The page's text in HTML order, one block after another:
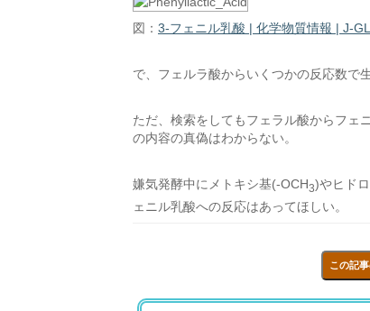
図： 3-フェニル乳酸 | 化学物質情報 | J-
で、フェルラ酸からいくつかの反応数で
ただ、検索をしてもフェラル酸からフェ
の内容の真偽はわからない。
嫌気発酵中にメトキシ基(-OCH3)やヒド
ェニル乳酸への反応はあってほしい。
この記